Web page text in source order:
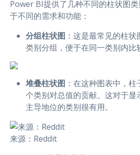
Power BI提供了几种不同的柱状图
于不同的需求和功能：
分组柱状图 ：这是最常见的柱
类别分组，便于在同一类别内比
堆叠柱状图 ：在这种图表中，
个类别对总值的贡献。这对于显
主导地位的类别很有用。
来源：Reddit